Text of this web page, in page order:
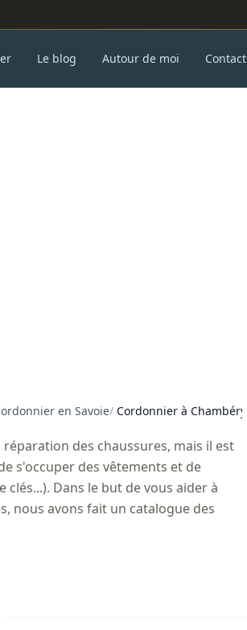
Le blog Autour de moi Contact
en Savoie/ Cordonnier à Chambéry
des chaussures, mais il est
s'occuper des vêtements et de
Dans le but de vous aider à
nous avons fait un catalogue des